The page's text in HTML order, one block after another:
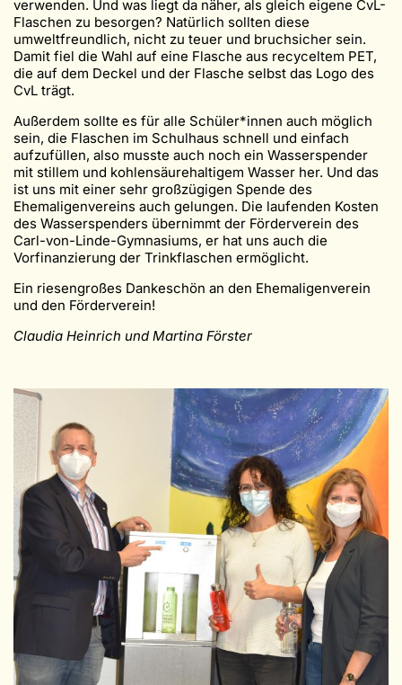
verwenden. Und was liegt da näher, als gleich eigene CvL-
Flaschen zu besorgen? Natürlich sollten diese
umweltfreundlich, nicht zu teuer und bruchsicher sein.
Damit fiel die Wahl auf eine Flasche aus recyceltem PET,
die auf dem Deckel und der Flasche selbst das Logo des
CvL trägt.
Außerdem sollte es für alle Schüler*innen auch möglich
sein, die Flaschen im Schulhaus schnell und einfach
aufzufüllen, also musste auch noch ein Wasserspender
mit stillem und kohlensäurehaltigem Wasser her. Und das
ist uns mit einer sehr großzügigen Spende des
Ehemaligenvereins auch gelungen. Die laufenden Kosten
des Wasserspenders übernimmt der Förderverein des
Carl-von-Linde-Gymnasiums, er hat uns auch die
Vorfinanzierung der Trinkflaschen ermöglicht.
Ein riesengroßes Dankeschön an den Ehemaligenverein
und den Förderverein!
Claudia Heinrich und Martina Förster